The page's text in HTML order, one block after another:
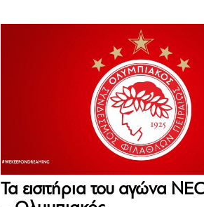
Τα εισιτήρια του αγώνα